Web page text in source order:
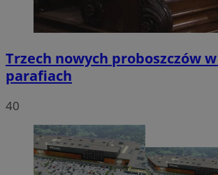
Trzech nowych proboszczów
parafiach
40